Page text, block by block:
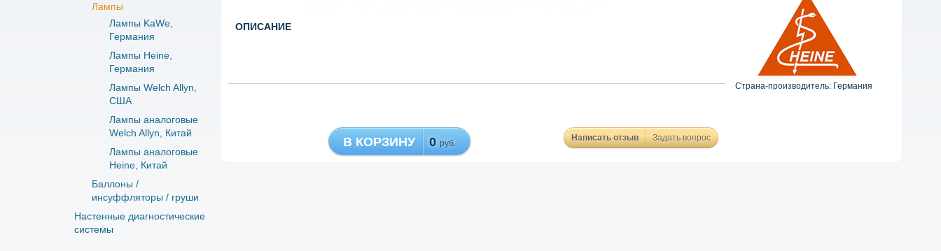
Лампы
Лампы KaWe,
Германия
Лампы Heine,
Германия
Лампы Welch Allyn,
США
Лампы аналоговые
Welch Allyn, Китай
Лампы аналоговые
Heine, Китай
Баллоны /
инсуффляторы / груши
Настенные диагностические
системы
Страна-производитель: Германия
ОПИСАНИЕ
Написать отзыв Задать вопрос
В КОРЗИНУ 0 руб.